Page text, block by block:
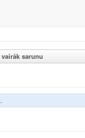
vairāk sarunu